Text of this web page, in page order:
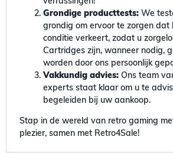
Grondige producttests:We
grondig om ervoor te zorgen dat
conditie verkeert, zodat u
Cartridges zijn, wanneer nodig,
worden door ons persoonlijk
Vakkundig advies:Ons team
experts staat klaar om u te
begeleiden bij uw aankoop.
Stap in de wereld van retro gaming
plezier, samen met Retro4Sale!